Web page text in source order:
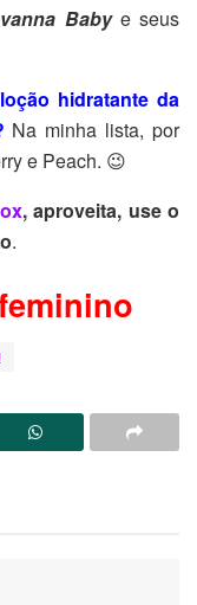
Babye seus
hidratante da
Na minha lista, por
e Peach. 😉
, aproveita, use o
.